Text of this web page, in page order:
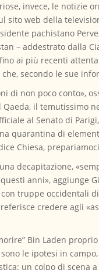
invece, le notizie
sito web della
pachistano
– addestrato dalla
ai più recenti
secondo le sue
di non poco conto»,
il temutissimo
al Senato di
quarantina di
Chiesa,
decapitazione,
anni», aggiunge
truppe occidentali
credere agli
Bin Laden
sono le ipotesi in
un colpo di scena